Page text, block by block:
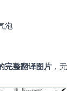
泡
完整翻译图片 ，无